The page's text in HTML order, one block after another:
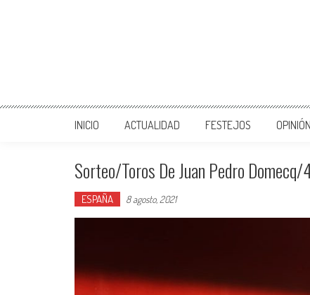
INICIO ACTUALIDAD FESTEJOS
Sorteo/Toros De Juan Pedro
ESPAÑA 8 agosto, 2021